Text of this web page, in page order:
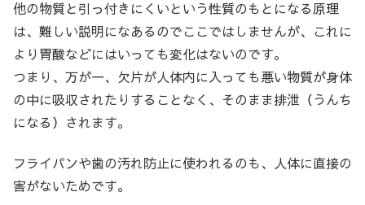
他の物質と引っ付きにくいという性質のもとになる原理
は、難しい説明になあるのでここではしませんが、これに
より胃酸などにはいっても変化はないのです。
つまり、万が一、欠片が人体内に入っても悪い物質が身体
の中に吸収されたりすることなく、そのまま排泄（うんち
になる）されます。
フライパンや歯の汚れ防止に使われるのも、人体に直接の
害がないためです。